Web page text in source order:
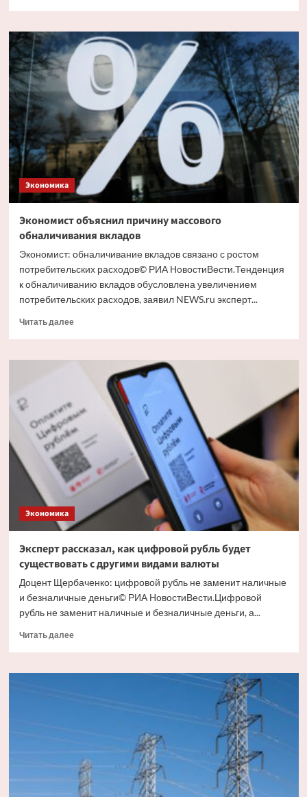
Путин
и
Костин
кредитование
крупных
проектов
Экономика
Экономист объяснил причину массового
обналичивания вкладов
Экономист: обналичивание вкладов связано с ростом
потребительских расходов© РИА НовостиВести.Тенденция
к обналичиванию вкладов обусловлена увеличением
потребительских расходов, заявил NEWS.ru эксперт...
Читать далееПрочитать
Экономист
объяснил
причину
массового
обналичивания
вкладов
Экономика
Эксперт рассказал, как цифровой рубль будет
существовать с другими видами валюты
Доцент Щербаченко: цифровой рубль не заменит наличные
и безналичные деньги© РИА НовостиВести.Цифровой
рубль не заменит наличные и безналичные деньги, а...
Читать далееПрочитать
Эксперт
существовать
другими
видами